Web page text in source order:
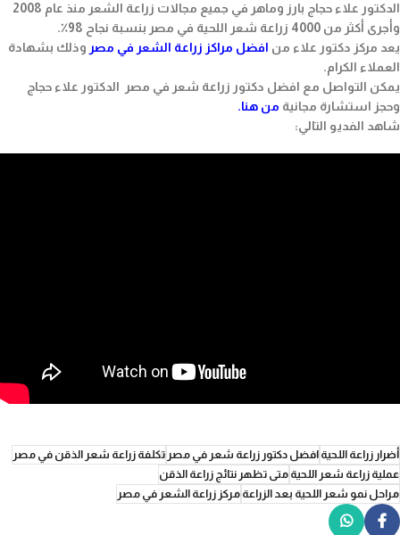
الدكتور علاء حجاج بارز وماهر في جميع مجالات زراعة الشعر منذ عام 2008
وأجرى أكثر من 4000 زراعة شعر اللحية في مصر بنسبة نجاح 98٪.
يعد مركز دكتور علاء من افضل مراكز زراعة الشعر في مصر وذلك بشهادة
العملاء الكرام.
يمكن التواصل مع افضل دكتور زراعة شعر في مصر الدكتور علاء حجاج
وحجز استشارة مجانية من هنا.
شاهد الفديو التالي:
أضرار زراعة اللحية افضل دكتور زراعة شعر في مصر تكلفة زراعة شعر الذقن في مصر
عملية زراعة شعر اللحية متى تظهر نتائج زراعة الذقن
مراحل نمو شعر اللحية بعد الزراعة مركز زراعة الشعر في مصر